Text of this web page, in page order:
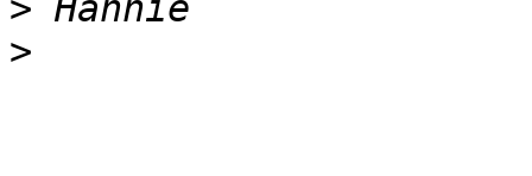
>
>